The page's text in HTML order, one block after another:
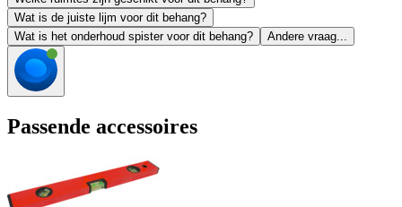
Wat is de juiste lijm voor dit behang?
Wat is het onderhoud spister voor dit behang?
Andere vraag...
Passende accessoires